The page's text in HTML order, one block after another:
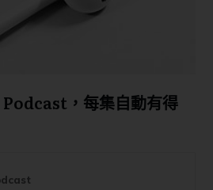
，每集自動有得